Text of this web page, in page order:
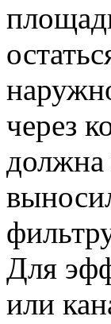
через
должна
Для
или